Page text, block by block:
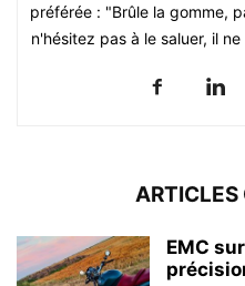
préférée : "Brûle la gomme,
n'hésitez pas à le saluer, il
ARTICLES
EMC